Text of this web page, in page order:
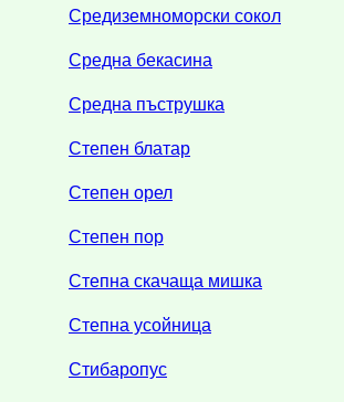
Средиземноморски сокол
Средна бекасина
Средна пъструшка
Степен блатар
Степен орел
Степен пор
Степна скачаща мишка
Степна усойница
Стибаропус